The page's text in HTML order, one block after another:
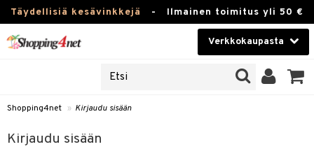
Täydellisiä kesävinkkejä - Ilmainen toimitus yli 50 €
Verkkokaupasta
Piilolinssit
Luontaistuotteet
Shopping4net » Kirjaudu sisään
Kirjaudu sisään
sisään